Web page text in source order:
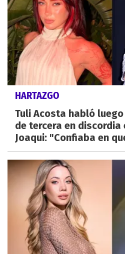
HARTAZGO
Tuli Acosta habló
de tercera en discordia
Joaqui: "Confiaba en